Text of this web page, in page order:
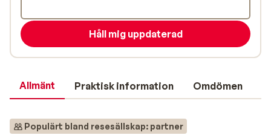
Allmänt Praktisk information Omdömen
Populärt bland resesällskap: partner
Håll mig uppdaterad